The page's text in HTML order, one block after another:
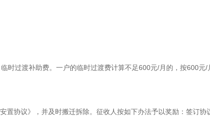
时过渡补助费。一户的临时过渡费计算不足600元/月的，按600元/
协议》，并及时搬迁拆除。征收人按如下办法予以奖励：签订协